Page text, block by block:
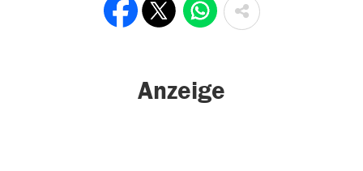
Anzeige